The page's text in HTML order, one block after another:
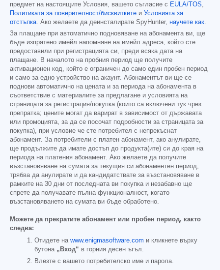
предмет на настоящите Условия, вашето съгласие с EULA/TOS,
Политиката за поверителност/бисквитките и Условията за
отстъпка. Ако желаете да деинсталирате SpyHunter, научете как.
За плащане при автоматично подновяване на абонамента ви, ще
бъде изпратено имейл напомняне на имейл адреса, който сте
предоставили при регистрацията си, преди всяка дата на
плащане. В началото на пробния период ще получите
активационен код, който е ограничен до само един пробен период
и само за едно устройство на акаунт. Абонаментът ви ще се
поднови автоматично на цената и за периода на абонамента в
съответствие с материалите за предлагане и условията на
страницата за регистрация/покупка (които са включени тук чрез
препратка; цените могат да варират в зависимост от държавата
или промоцията, за да се посочат подробности за страницата за
покупка), при условие че сте потребител с непрекъснат
абонамент. За потребители с платен абонамент, ако анулирате,
ще продължите да имате достъп до продукта(ите) си до края на
периода на платения абонамент. Ако желаете да получите
възстановяване на сумата за текущия си абонаментен период,
трябва да анулирате и да кандидатствате за възстановяване в
рамките на 30 дни от последната ви покупка и незабавно ще
спрете да получавате пълна функционалност, когато
възстановяването на сумата ви бъде обработено.
Можете да прекратите абонамент или пробен период, както
следва:
Отидете на www.enigmasoftware.com и кликнете върху
бутона „Вход“ в горния десен ъгъл.
Влезте с вашето потребителско име и парола.